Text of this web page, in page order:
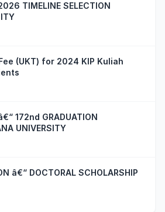
TIMELINE SELECTION
(UKT) for 2024 KIP Kuliah
172nd GRADUATION
UNIVERSITY
â€“ DOCTORAL SCHOLARSHIP